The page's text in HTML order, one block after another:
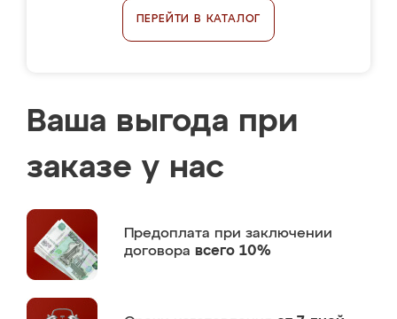
ПЕРЕЙТИ В КАТАЛОГ
Ваша выгода при
заказе у нас
Предоплата при заключении
договора всего 10%